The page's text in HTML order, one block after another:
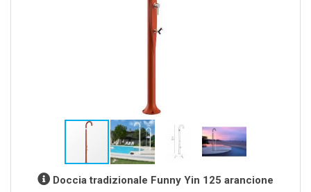
Doccia tradizionale Funny Yin 125 arancione